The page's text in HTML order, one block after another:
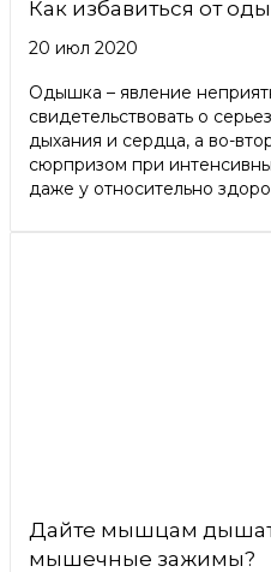
Как избавиться от
20 июл 2020
Одышка – явление
свидетельствовать о
дыхания и сердца, а во-
сюрпризом при
даже у относительно
Дайте мышцам
мышечные зажимы?